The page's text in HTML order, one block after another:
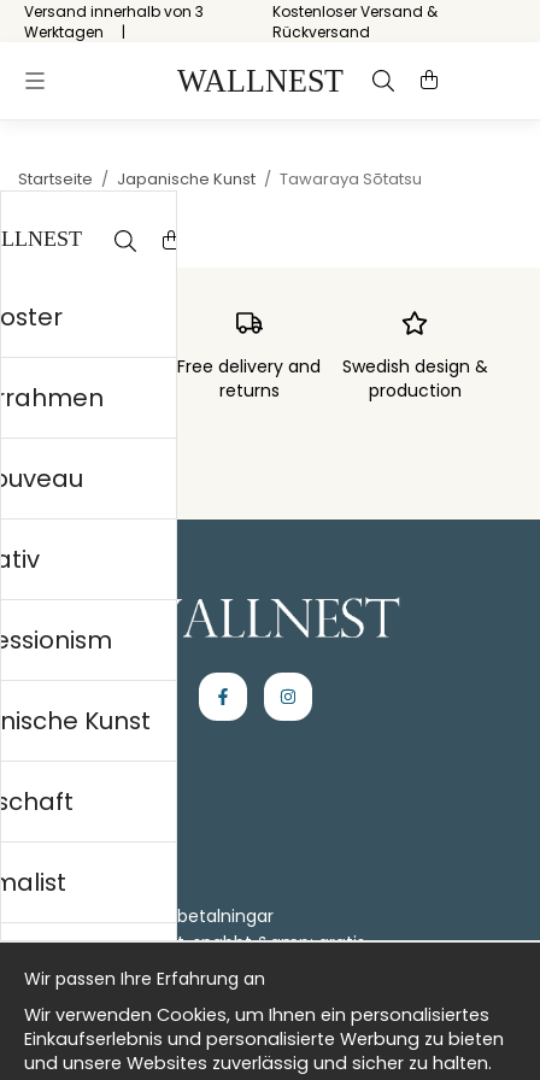
Versand innerhalb von 3
Werktagen
Kostenloser Versand &
Rückversand
Startseite / Japanische Kunst / Tawaraya Sōtatsu
3 days
Free delivery and
returns
Swedish design &
production
Einkaufen
Villkor
- Returer och återbetalningar
- Leverans - enkelt, snabbt &amp; gratis
Om cookies
Meine Favoriten
Information
Kunst
history
Wir passen Ihre Erfahrung an
Wir verwenden Cookies, um Ihnen ein personalisiertes
Einkaufserlebnis und personalisierte Werbung zu bieten
und unsere Websites zuverlässig und sicher zu halten.